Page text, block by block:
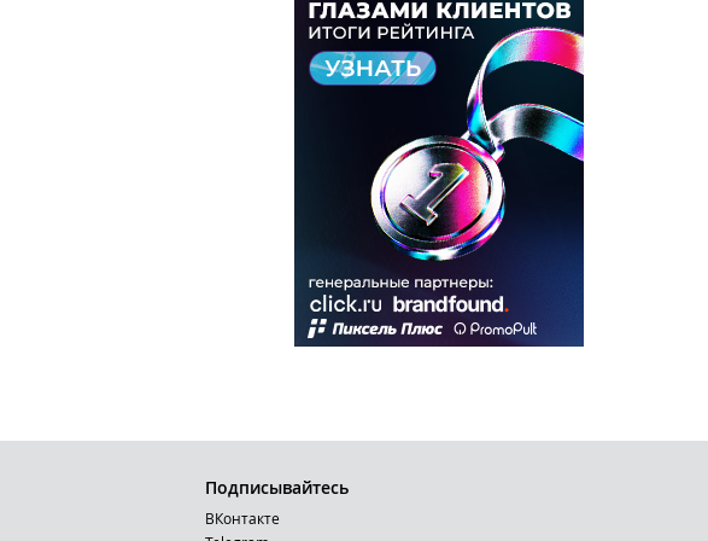
Подписывайтесь
ВКонтакте